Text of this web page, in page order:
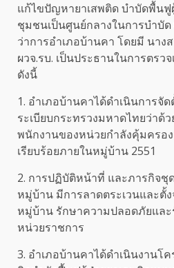
แก้ไขปัญหายาเสพติด บำบัดพื้นฟู
ชุมชนเป็นศูนย์กลางในการบำบั
ว่าการอำเภอบ้านคา โดยมี นา
ผวจ.รบ. เป็นประธานในการตรว
ดังนี้
1. อำเภอบ้านคาได้ดำเนินการจั
ระเบียบกระทรวงมหาดไทยว่าด้ว
พนักงานของหน่วยกำลังคุ้มครอ
เรียบร้อยภายในหมู่บ้าน 2551
2. การปฏิบัติหน้าที่ และภารกิจ
หมู่บ้าน มีการลาดตระเวนและตั้
หมู่บ้าน รักษาความปลอดภัยแล
หน่วยราชการ
3. อำเภอบ้านคาได้ดำเนินงานโ